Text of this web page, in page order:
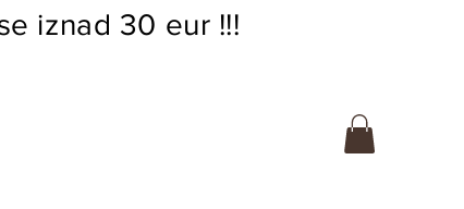
iznad 30 eur !!!